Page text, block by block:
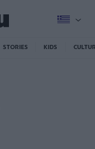
STORIES KIDS